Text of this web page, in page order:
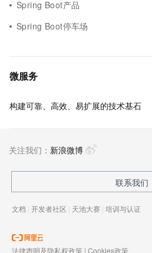
Spring Boot产品
Spring Boot停车场
微服务
构建可靠、高效、易扩展的技术基石
关注我们： 新浪微博
联系我们
文档 | 开发者社区 | 天池大赛 | 培训与认证
法律声明及隐私权政策 | Cookies政策